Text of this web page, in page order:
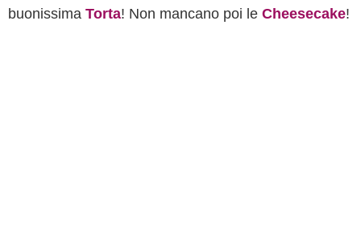
buonissima Torta! Non mancano poi le Cheesecake!